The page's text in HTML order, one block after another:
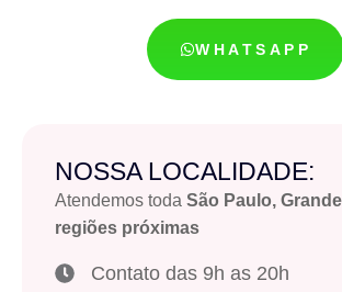
WHATSAPP
NOSSA LOCALIDADE:
Atendemos toda São Paulo,
regiões próximas
Contato das 9h as 20h